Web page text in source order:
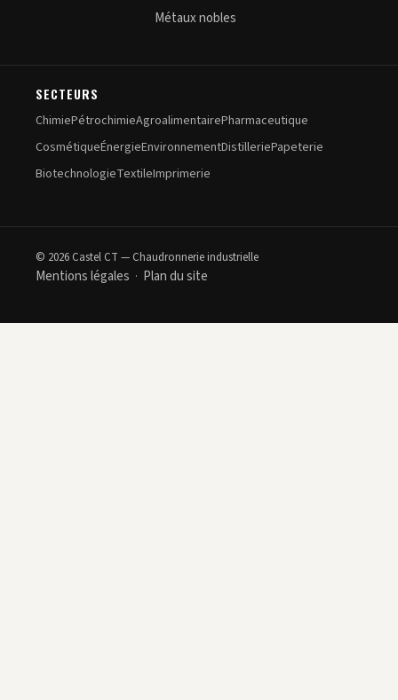
Métaux nobles
SECTEURS
ChimiePétrochimieAgroalimentairePharmaceutique
CosmétiqueÉnergieEnvironnementDistilleriePapeterie
BiotechnologieTextileImprimerie
© 2026 Castel CT — Chaudronnerie industrielle
Mentions légales · Plan du site